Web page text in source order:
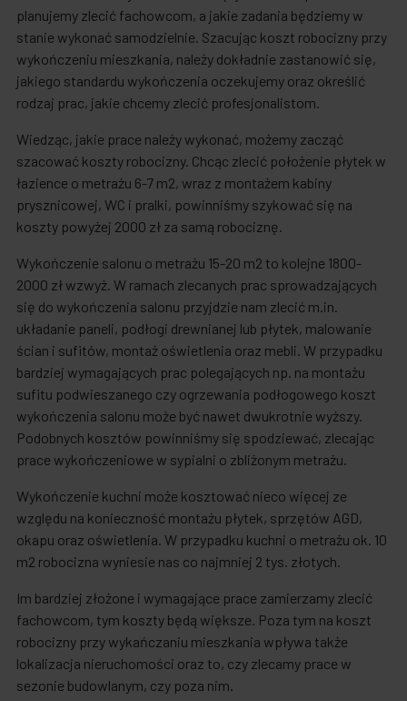
planujemy zlecić fachowcom, a jakie zadania będziemy w
stanie wykonać samodzielnie. Szacując koszt robocizny przy
wykończeniu mieszkania, należy dokładnie zastanowić się,
jakiego standardu wykończenia oczekujemy oraz określić
rodzaj prac, jakie chcemy zlecić profesjonalistom.
Wiedząc, jakie prace należy wykonać, możemy zacząć
szacować koszty robocizny. Chcąc zlecić położenie płytek w
łazience o metrażu 6-7 m2, wraz z montażem kabiny
prysznicowej, WC i pralki, powinniśmy szykować się na
koszty powyżej 2000 zł za samą robociznę.
Wykończenie salonu o metrażu 15-20 m2 to kolejne 1800-
2000 zł wzwyż. W ramach zlecanych prac sprowadzających
się do wykończenia salonu przyjdzie nam zlecić m.in.
układanie paneli, podłogi drewnianej lub płytek, malowanie
ścian i sufitów, montaż oświetlenia oraz mebli. W przypadku
bardziej wymagających prac polegających np. na montażu
sufitu podwieszanego czy ogrzewania podłogowego koszt
wykończenia salonu może być nawet dwukrotnie wyższy.
Podobnych kosztów powinniśmy się spodziewać, zlecając
prace wykończeniowe w sypialni o zbliżonym metrażu.
Wykończenie kuchni może kosztować nieco więcej ze
względu na konieczność montażu płytek, sprzętów AGD,
okapu oraz oświetlenia. W przypadku kuchni o metrażu ok. 10
m2 robocizna wyniesie nas co najmniej 2 tys. złotych.
Im bardziej złożone i wymagające prace zamierzamy zlecić
fachowcom, tym koszty będą większe. Poza tym na koszt
robocizny przy wykańczaniu mieszkania wpływa także
lokalizacja nieruchomości oraz to, czy zlecamy prace w
sezonie budowlanym, czy poza nim.